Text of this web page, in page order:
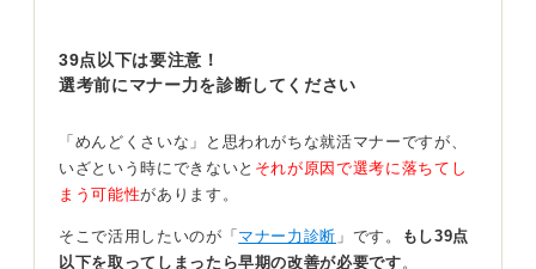
対して「人柄」部分をどう判断するかは会社次第です。
は正直に伝えるしかないのではないかと思います。
「ES記載内容は事実であるが、ES提出後に実力試しで
せんが、不審に思った会社側から「ES提出時のスコアの
39点以下は要注意！
選考前にマナー力を診断してください
「めんどくさいな」と思われがちな就活マナーですが、
いざという時にできないと それが原因で選考に落ちてし
まう可能性があります。
そこで活用したいのが「 マナー力診断 」です。
もし39点
以下を取ってしまったら早期の改善が必要です 。